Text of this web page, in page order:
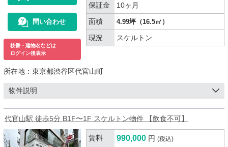
問い合わせ
枝番・建物名などは
ログイン後表示
保証金
10ヶ月
面積
4.99坪（16.5㎡）
現況 スケルトン
所在地： 東京都渋谷区代官山町
物件説明
代官山駅 徒歩5分 B1F〜1F スケルトン物件 【飲食不可】
賃料 990,000 円 (税込)